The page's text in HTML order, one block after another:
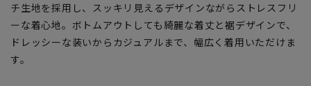
チ生地を採用し、スッキリ見えるデザインながらストレスフリ
ーな着心地。ボトムアウトしても綺麗な着丈と裾デザインで、
ドレッシーな装いからカジュアルまで、幅広く着用いただけま
す。